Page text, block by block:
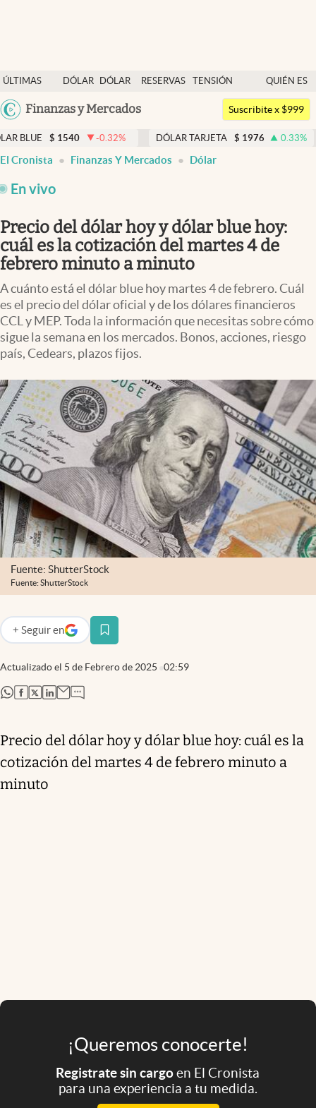
ÚLTIMAS
NOTICIAS
DÓLAR
DÓLAR
RESERVAS
TENSIÓN
GEOPOLÍTICA
QUIÉN ES
QUIÉN
Argentina
Finanzas y Mercados
Dólar
Members
Economía y Política
Finanzas y Mercados
Mercados Online
Negocios
Columnistas
Otras secciones
Infotechnology
Clase
Clima
Mundial 2026
Eventos Corporativos
El Cronista Studio
Mediakit
abre en nueva pestaña
Argentina
Suscribite x $999
1540 -0.32% DÓLAR TARJETA $ 1976 0.33% DÓLAR
El Cronista Finanzas Y Mercados Dólar
En vivo
Precio del dólar hoy y dólar blue hoy:
cuál es la cotización del martes 4 de
febrero minuto a minuto
A cuánto está el dólar blue hoy martes 4 de febrero. Cuál
es el precio del dólar oficial y de los dólares financieros
CCL y MEP. Toda la información que necesitas sobre cómo
sigue la semana en los mercados. Bonos, acciones, riesgo
país, Cedears, plazos fijos.
Fuente: ShutterStock
Fuente: ShutterStock
Actualizado el 5 de Febrero de 2025 02:59
+ Seguir en
abre en nueva pestaña
abre en nueva pestaña
abre en nueva pestaña
abre en nueva pestaña
abre en nueva pestaña
Precio del dólar hoy y dólar blue hoy: cuál es la
cotización del martes 4 de febrero minuto a
minuto
¡Queremos conocerte!
Registrate sin cargoen El Cronista
para una experiencia a tu medida.